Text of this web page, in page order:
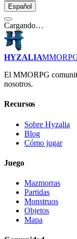
Español
Cargando…
HYZALIA
El MMORPG
nosotros.
Recursos
Sobre Hyzalia
Blog
Cómo jugar
Juego
Mazmorras
Partidas
Monstruos
Objetos
Mapa